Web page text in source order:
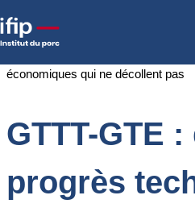
Accueil
GTTT-
mais des résultats économiques
GTTT-GTE :
progrès